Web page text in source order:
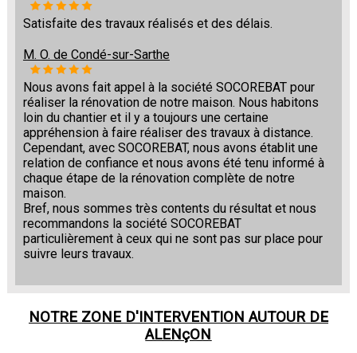
Satisfaite des travaux réalisés et des délais.
M. O. de Condé-sur-Sarthe
Nous avons fait appel à la société SOCOREBAT pour
réaliser la rénovation de notre maison. Nous habitons
loin du chantier et il y a toujours une certaine
appréhension à faire réaliser des travaux à distance.
Cependant, avec SOCOREBAT, nous avons établit une
relation de confiance et nous avons été tenu informé à
chaque étape de la rénovation complète de notre
maison.
Bref, nous sommes très contents du résultat et nous
recommandons la société SOCOREBAT
particulièrement à ceux qui ne sont pas sur place pour
suivre leurs travaux.
NOTRE ZONE D'INTERVENTION AUTOUR DE
ALENçON